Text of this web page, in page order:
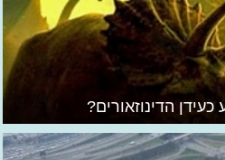
כעידן הדינוזאורים?